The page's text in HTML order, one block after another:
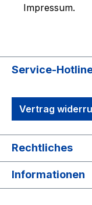
Impressum.
Service-
Vertrag
Rechtliches
Informationen